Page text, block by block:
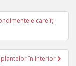
care îți
plantelor în interior